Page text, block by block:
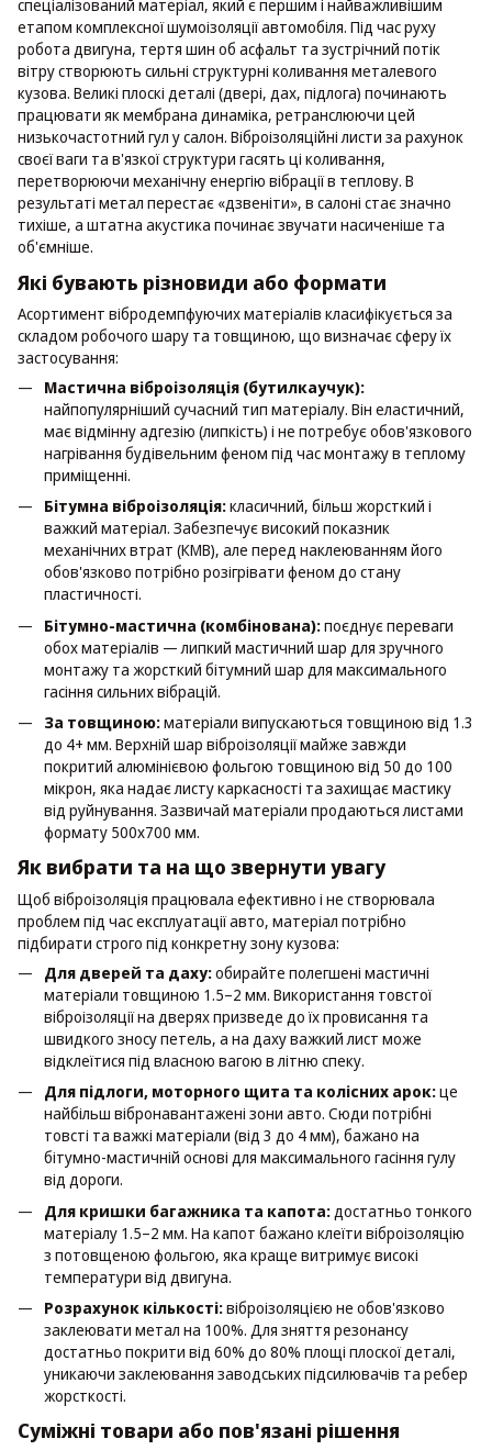
спеціалізований матеріал, який є першим і найважливішим
етапом комплексної шумоізоляції автомобіля. Під час руху
робота двигуна, тертя шин об асфальт та зустрічний потік
вітру створюють сильні структурні коливання металевого
кузова. Великі плоскі деталі (двері, дах, підлога) починають
працювати як мембрана динаміка, ретранслюючи цей
низькочастотний гул у салон. Віброізоляційні листи за рахунок
своєї ваги та в'язкої структури гасять ці коливання,
перетворюючи механічну енергію вібрації в теплову. В
результаті метал перестає «дзвеніти», в салоні стає значно
тихіше, а штатна акустика починає звучати насиченіше та
об'ємніше.
Які бувають різновиди або формати
Асортимент вібродемпфуючих матеріалів класифікується за
складом робочого шару та товщиною, що визначає сферу їх
застосування:
Мастична віброізоляція (бутилкаучук):
найпопулярніший сучасний тип матеріалу. Він еластичний,
має відмінну адгезію (липкість) і не потребує обов'язкового
нагрівання будівельним феном під час монтажу в теплому
приміщенні.
Бітумна віброізоляція:класичний, більш жорсткий і
важкий матеріал. Забезпечує високий показник
механічних втрат (КМВ), але перед наклеюванням його
обов'язково потрібно розігрівати феном до стану
пластичності.
Бітумно-мастична (комбінована):поєднує переваги
обох матеріалів — липкий мастичний шар для зручного
монтажу та жорсткий бітумний шар для максимального
гасіння сильних вібрацій.
За товщиною:матеріали випускаються товщиною від 1.3
до 4+ мм. Верхній шар віброізоляції майже завжди
покритий алюмінієвою фольгою товщиною від 50 до 100
мікрон, яка надає листу каркасності та захищає мастику
від руйнування. Зазвичай матеріали продаються листами
формату 500х700 мм.
Як вибрати та на що звернути увагу
Щоб віброізоляція працювала ефективно і не створювала
проблем під час експлуатації авто, матеріал потрібно
підбирати строго під конкретну зону кузова:
Для дверей та даху:обирайте полегшені мастичні
матеріали товщиною 1.5–2 мм. Використання товстої
віброізоляції на дверях призведе до їх провисання та
швидкого зносу петель, а на даху важкий лист може
відклеїтися під власною вагою в літню спеку.
Для підлоги, моторного щита та колісних арок:це
найбільш вібронавантажені зони авто. Сюди потрібні
товсті та важкі матеріали (від 3 до 4 мм), бажано на
бітумно-мастичній основі для максимального гасіння гулу
від дороги.
Для кришки багажника та капота: достатньо тонкого
матеріалу 1.5–2 мм. На капот бажано клеїти віброізоляцію
з потовщеною фольгою, яка краще витримує високі
температури від двигуна.
Розрахунок кількості:віброізоляцією не обов'язково
заклеювати метал на 100%. Для зняття резонансу
достатньо покрити від 60% до 80% площі плоскої деталі,
уникаючи заклеювання заводських підсилювачів та ребер
жорсткості.
Суміжні товари або пов'язані рішення